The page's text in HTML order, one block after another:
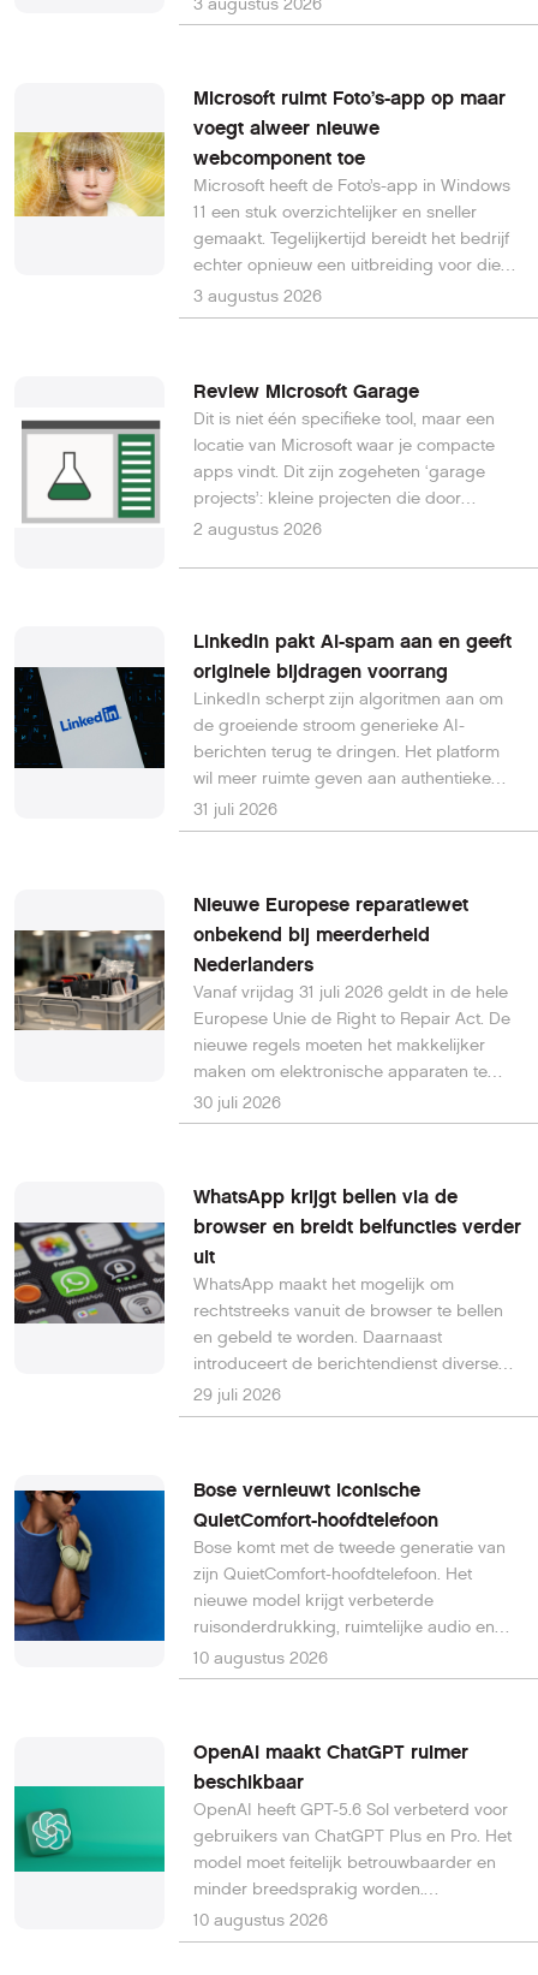
review online, 4 sterren.
Microsoft ruimt Foto’s-app op maar
voegt alweer nieuwe
webcomponent toe
Microsoft heeft de Foto’s-app in Windows
11 een stuk overzichtelijker en sneller
gemaakt. Tegelijkertijd bereidt het bedrijf
echter opnieuw een uitbreiding voor die
gebruikmaakt van WebView2-technologie.
Daardoor vrezen sommige testers dat de
3 augustus 2026
Review Microsoft Garage
Dit is niet één specifieke tool, maar een
locatie van Microsoft waar je compacte
apps vindt. Dit zijn zogeheten ‘garage
projects’: kleine projecten die door
enthousiaste programmeurs worden
2 augustus 2026
LinkedIn pakt AI-spam aan en geeft
originele bijdragen voorrang
LinkedIn scherpt zijn algoritmen aan om
de groeiende stroom generieke AI-
berichten terug te dringen. Het platform
wil meer ruimte geven aan authentieke
kennis, persoonlijke ervaringen en
inhoudelijke discussies. Daarbij worden
zichtbaar.
31 juli 2026
Nieuwe Europese reparatiewet
onbekend bij meerderheid
Nederlanders
Vanaf vrijdag 31 juli 2026 geldt in de hele
Europese Unie de Right to Repair Act. De
nieuwe regels moeten het makkelijker
maken om elektronische apparaten te
laten repareren en zo de groeiende
hoeveelheid elektronisch afval
nog nooit van de wet heeft gehoord.
30 juli 2026
WhatsApp krijgt bellen via de
browser en breidt belfuncties verder
uit
WhatsApp maakt het mogelijk om
rechtstreeks vanuit de browser te bellen
en gebeld te worden. Daarnaast
introduceert de berichtendienst diverse
nieuwe functies die videobellen en
groepsgesprekken eenvoudiger en
periode wereldwijd uitgerold.
29 juli 2026
Bose vernieuwt iconische
QuietComfort-hoofdtelefoon
Bose komt met de tweede generatie van
zijn QuietComfort-hoofdtelefoon. Het
nieuwe model krijgt verbeterde
ruisonderdrukking, ruimtelijke audio en
verliesvrije USB-C-audio. Daarmee
vernieuwt Bose een productlijn die in 2000
bij consumenten.
10 augustus 2026
OpenAI maakt ChatGPT ruimer
beschikbaar
OpenAI heeft GPT-5.6 Sol verbeterd voor
gebruikers van ChatGPT Plus en Pro. Het
model moet feitelijk betrouwbaarder en
minder breedsprakig worden.
Tegelijkertijd krijgen gratis gebruikers
toegang tot GPT-5.6 Luna en uiteindelijk
10 augustus 2026